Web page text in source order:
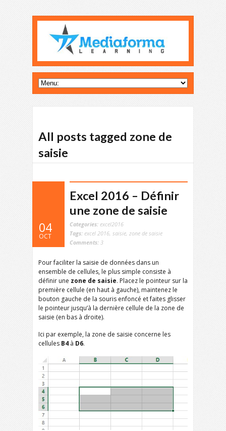
All posts tagged zone de
saisie
04
OCT
Excel 2016 – Définir
une zone de saisie
Categories: excel2016
Tags: excel 2016, saisie, zone de saisie
Comments: 3
Pour faciliter la saisie de données dans un
ensemble de cellules, le plus simple consiste à
définir une zone de saisie. Placez le pointeur sur la
première cellule (en haut à gauche), maintenez le
bouton gauche de la souris enfoncé et faites glisser
le pointeur jusqu’à la dernière cellule de la zone de
saisie (en bas à droite).
Ici par exemple, la zone de saisie concerne les
cellules B4 à D6.